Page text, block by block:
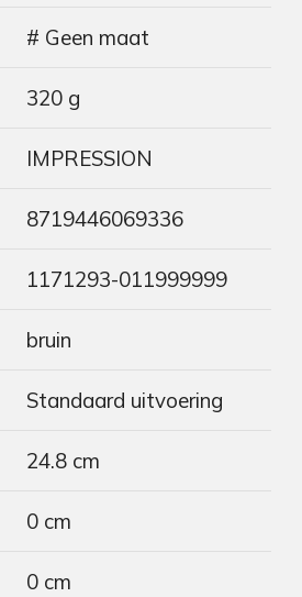
# Geen maat
320 g
IMPRESSION
8719446069336
1171293-011999999
bruin
Standaard uitvoering
24.8 cm
0 cm
0 cm